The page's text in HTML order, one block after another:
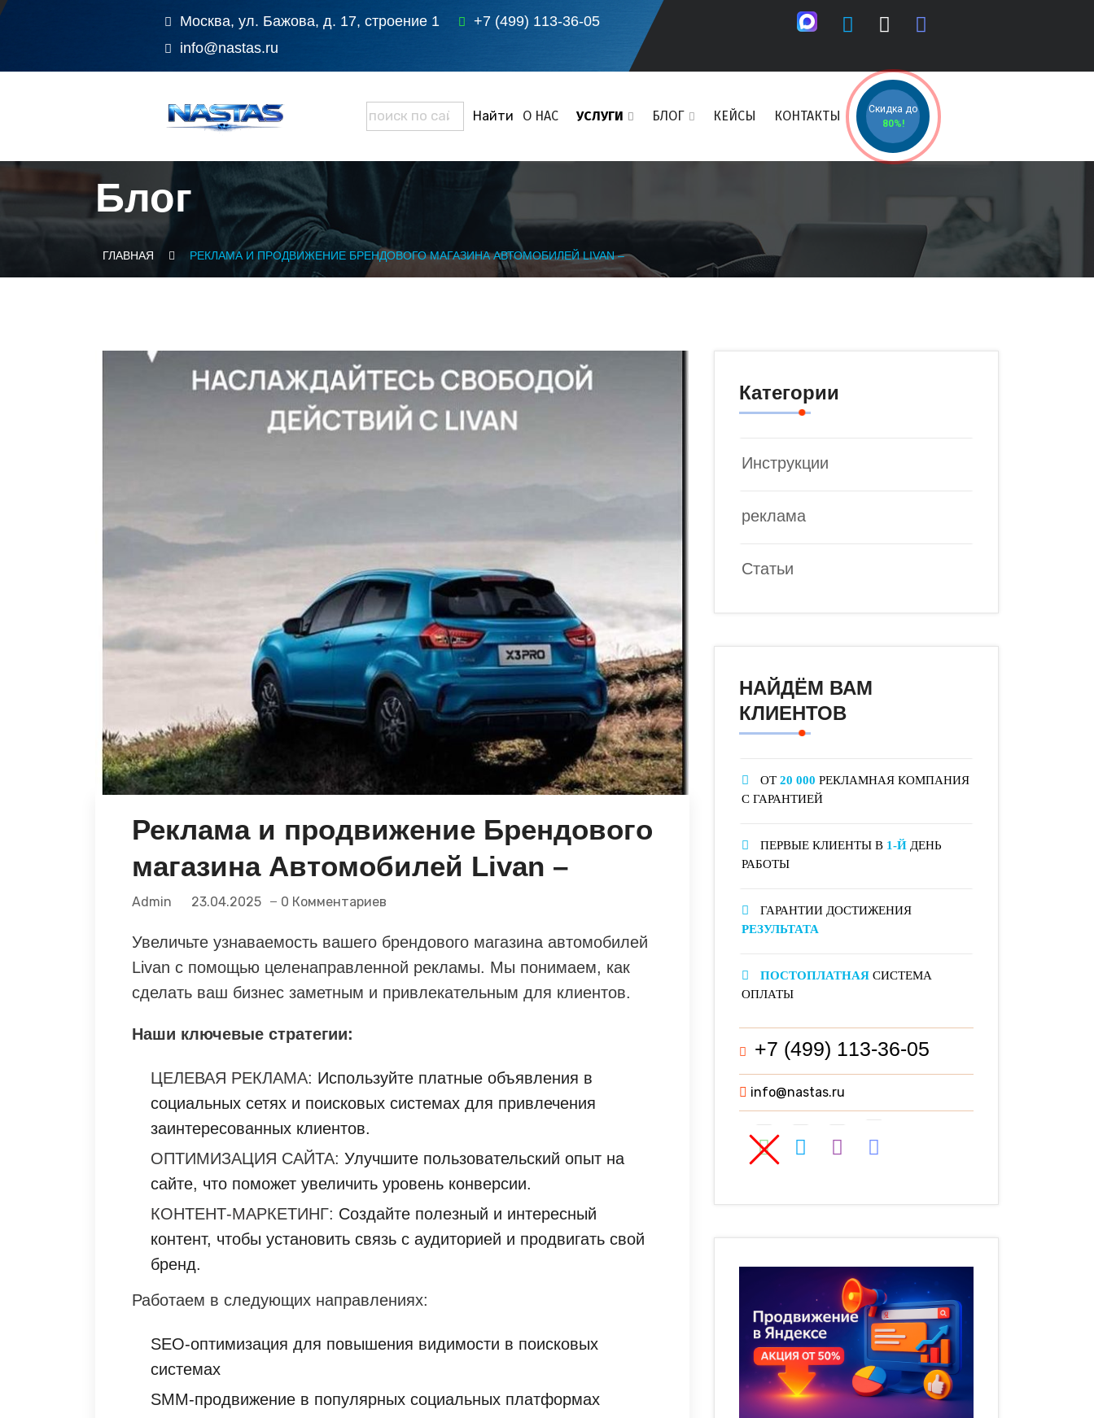
Москва, ул. Бажова, д. 17, строение 1
+7 (499) 113-36-05
info@nastas.ru
О НАС УСЛУГИ БЛОГ КЕЙСЫ КОНТАКТЫ
Скидка до
80%!
Блог
ГЛАВНАЯ РЕКЛАМА И ПРОДВИЖЕНИЕ БРЕНДОВОГО МАГАЗИНА АВТОМОБИЛЕЙ LIVAN –
Реклама и продвижение Брендового
магазина Автомобилей Livan –
Admin 23.04.2025 0 Комментариев
Увеличьте узнаваемость вашего брендового магазина автомобилей
Livan с помощью целенаправленной рекламы. Мы понимаем, как
сделать ваш бизнес заметным и привлекательным для клиентов.
Наши ключевые стратегии:
ЦЕЛЕВАЯ РЕКЛАМА: Используйте платные объявления в
социальных сетях и поисковых системах для привлечения
заинтересованных клиентов.
ОПТИМИЗАЦИЯ САЙТА: Улучшите пользовательский опыт на
сайте, что поможет увеличить уровень конверсии.
КОНТЕНТ-МАРКЕТИНГ: Создайте полезный и интересный
контент, чтобы установить связь с аудиторией и продвигать свой
бренд.
Работаем в следующих направлениях:
SEO-оптимизация для повышения видимости в поисковых
системах
SMM-продвижение в популярных социальных платформах
Категории
Инструкции
реклама
Статьи
НАЙДЁМ ВАМ
КЛИЕНТОВ
ОТ 20 000 РЕКЛАМНАЯ КОМПАНИЯ
С ГАРАНТИЕЙ
ПЕРВЫЕ КЛИЕНТЫ В 1-Й ДЕНЬ
РАБОТЫ
ГАРАНТИИ ДОСТИЖЕНИЯ
РЕЗУЛЬТАТА
ПОСТОПЛАТНАЯ СИСТЕМА
ОПЛАТЫ
+7 (499) 113-36-05
info@nastas.ru